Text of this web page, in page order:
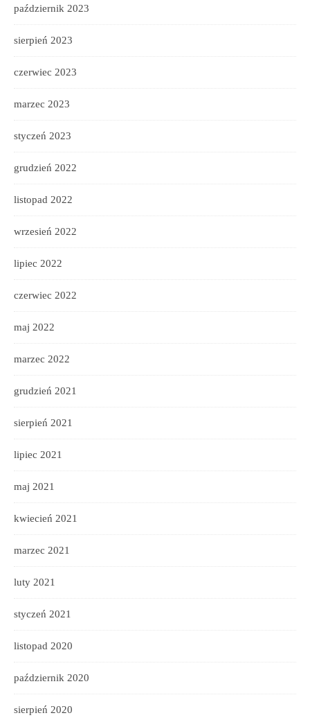
październik 2023
sierpień 2023
czerwiec 2023
marzec 2023
styczeń 2023
grudzień 2022
listopad 2022
wrzesień 2022
lipiec 2022
czerwiec 2022
maj 2022
marzec 2022
grudzień 2021
sierpień 2021
lipiec 2021
maj 2021
kwiecień 2021
marzec 2021
luty 2021
styczeń 2021
listopad 2020
październik 2020
sierpień 2020